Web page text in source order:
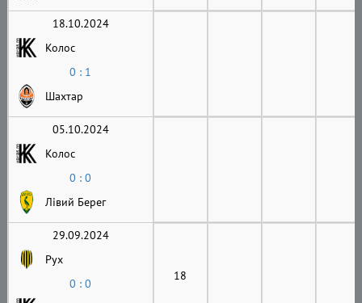
18.10.2024
Колос
0 : 1
Шахтар
05.10.2024
Колос
0 : 0
Лівий Берег
29.09.2024
Рух
0 : 0
18